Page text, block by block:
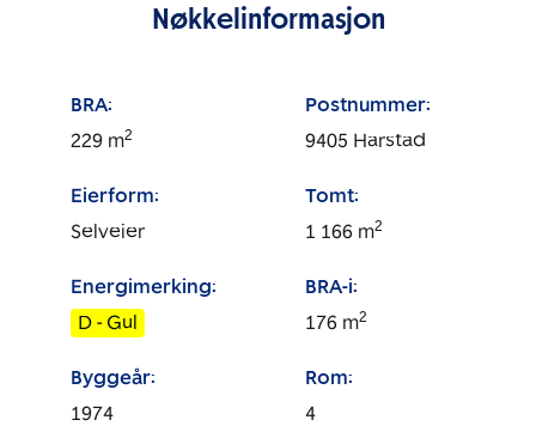
Nøkkelinformasjon
BRA:
229 m2
Postnummer:
9405 Harstad
Eierform:
Selveier
Tomt:
1 166 m2
Energimerking:
D - Gul
BRA-i:
176 m2
Byggeår:
1974
Rom:
4